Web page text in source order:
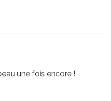
une fois encore !